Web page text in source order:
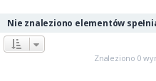
Nie znaleziono elementów
Znaleziono 0